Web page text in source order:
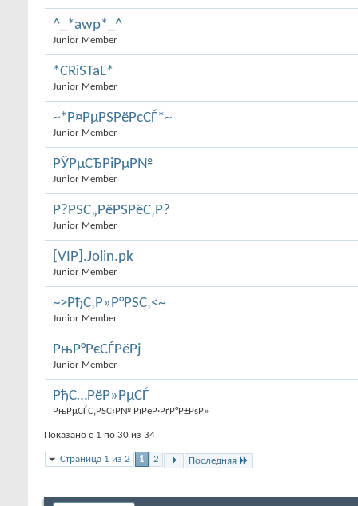
^_*awp*_^
Junior Member
*CRiSTaL*
Junior Member
~*Р¤РµРЅРёРєСЃ*~
Junior Member
РЎРµСЂРіРµР№
Junior Member
Р?РЅС„РёРЅРёС‚Р?
Junior Member
[VIP].Jolin.pk
Junior Member
~>РђС‚Р»Р°РЅС‚<~
Junior Member
РњР°РєСЃРёРј
Junior Member
РђС…РёР»РµСЃ
РњРµСЃС‚РЅС‹Р№ РїРёР·РґР°Р±РѕР»
Показано с 1 по 30 из 34
Страница 1 из 2 1 2 Последняя